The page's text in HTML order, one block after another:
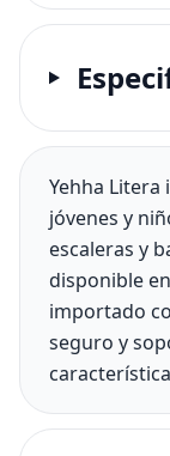
Yehha
jóvenes y
escaleras y
disponible
importado
seguro y